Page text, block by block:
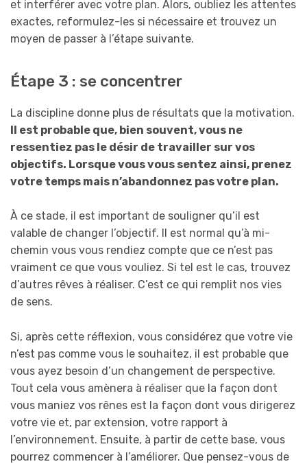
et interférer avec votre plan. Alors, oubliez les attentes
exactes, reformulez-les si nécessaire et trouvez un
moyen de passer à l’étape suivante.
Étape 3 : se concentrer
La discipline donne plus de résultats que la motivation.
Il est probable que, bien souvent, vous ne
ressentiez pas le désir de travailler sur vos
objectifs. Lorsque vous vous sentez ainsi, prenez
votre temps mais n’abandonnez pas votre plan.
À ce stade, il est important de souligner qu’il est
valable de changer l’objectif. Il est normal qu’à mi-
chemin vous vous rendiez compte que ce n’est pas
vraiment ce que vous vouliez. Si tel est le cas, trouvez
d’autres rêves à réaliser. C’est ce qui remplit nos vies
de sens.
Si, après cette réflexion, vous considérez que votre vie
n’est pas comme vous le souhaitez, il est probable que
vous ayez besoin d’un changement de perspective.
Tout cela vous amènera à réaliser que la façon dont
vous maniez vos rênes est la façon dont vous dirigerez
votre vie et, par extension, votre rapport à
l’environnement. Ensuite, à partir de cette base, vous
pourrez commencer à l’améliorer. Que pensez-vous de